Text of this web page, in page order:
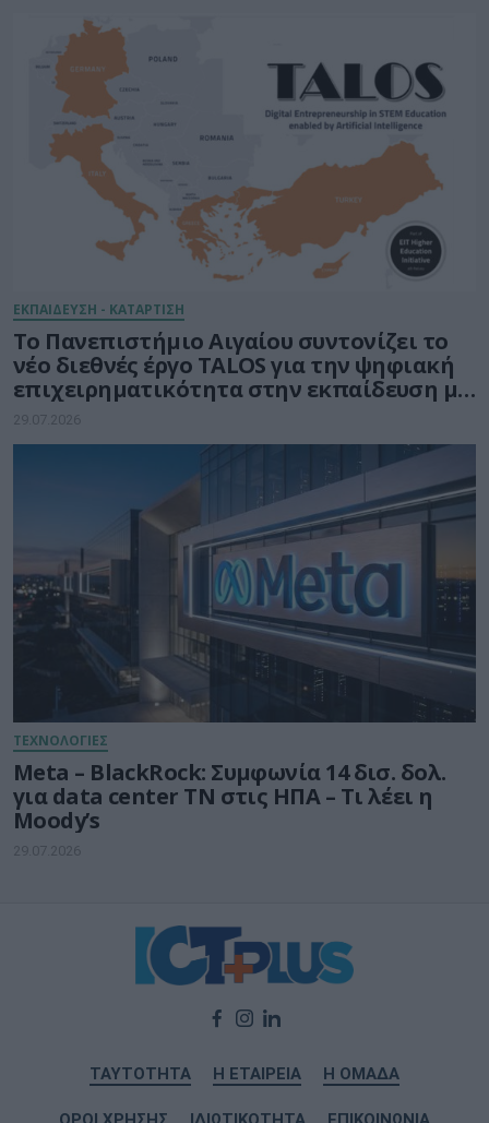
ΕΚΠΑΙΔΕΥΣΗ - ΚΑΤΑΡΤΙΣΗ
Το Πανεπιστήμιο Αιγαίου συντονίζει το
νέο διεθνές έργο TALOS για την ψηφιακή
επιχειρηματικότητα στην εκπαίδευση με
τη δύναμη της Τεχνητής Νοημοσύνης
29.07.2026
ΤΕΧΝΟΛΟΓΙΕΣ
Meta – BlackRock: Συμφωνία 14 δισ. δολ.
για data center ΤΝ στις ΗΠΑ – Τι λέει η
Moody’s
29.07.2026
ΤΑΥΤΟΤΗΤΑ Η ΕΤΑΙΡΕΙΑ Η ΟΜΑΔΑ